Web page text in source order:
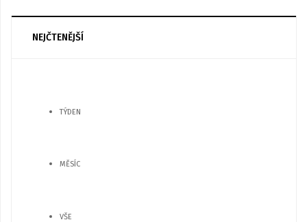
NEJČTENĚJŠÍ
TÝDEN
MĚSÍC
VŠE